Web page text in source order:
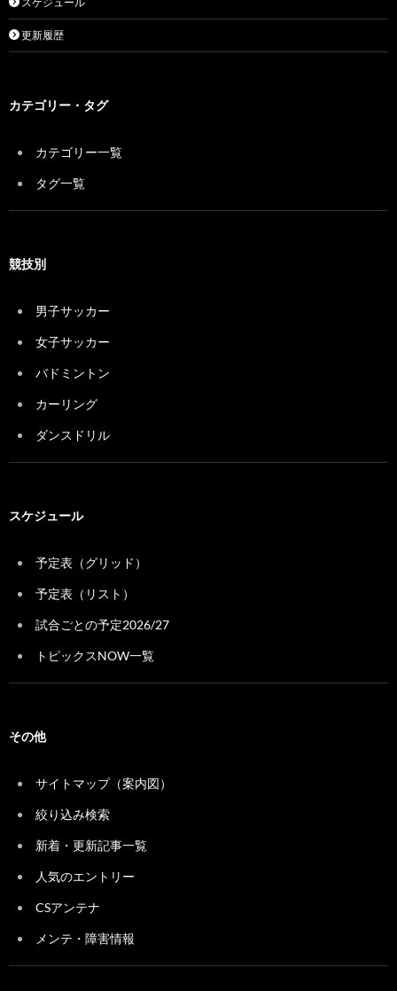
更新履歴
カテゴリー・タグ
カテゴリー一覧
タグ一覧
競技別
男子サッカー
女子サッカー
バドミントン
カーリング
ダンスドリル
スケジュール
予定表（グリッド）
予定表（リスト）
試合ごとの予定2026/27
トピックスNOW一覧
その他
サイトマップ（案内図）
絞り込み検索
新着・更新記事一覧
人気のエントリー
CSアンテナ
メンテ・障害情報